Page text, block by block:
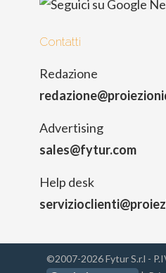
Contatti
Redazione
Advertising
sales@fytur.com
Help desk
©2007-2026 Fytur S.r.l -